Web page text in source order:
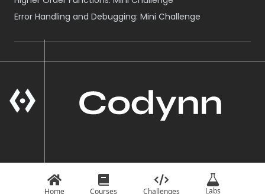
Home Courses Challenges Labs
Error Handling and Debugging: Mini Challenge